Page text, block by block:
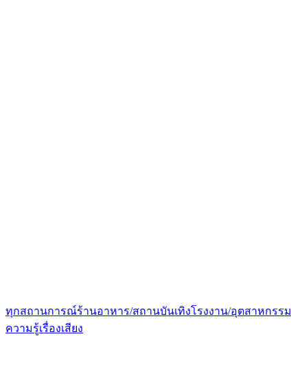
ทุกสถานการณ์ร้านอาหาร/สถานบันเทิงโรงงาน/อุตสาหกรรม
ความรู้เรื่องเสียง